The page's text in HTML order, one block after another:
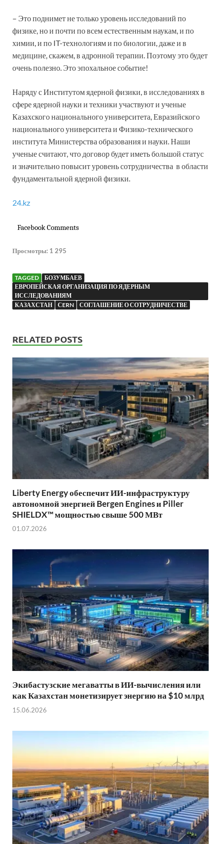
– Это поднимет не только уровень исследований по
физике, но и почти по всем естественным наукам, и по
химии, и по IT-технологиям и по биологии, даже и в
медицине, скажем, в адронной терапии. Поэтому это будет
очень полезно. Это эпохальное событие!
Наряду с Институтом ядерной физики, в исследованиях в
сфере ядерной науки и техники участвуют и ученые
Казахского национального университета, Евразийского
национального университета и Физико-технического
института Министерства образования и науки. Наши
ученые считают, что договор будет иметь большой статус
и значительно повысит уровень сотрудничества в области
фундаментальной ядерной физики.
24.kz
Facebook Comments
Просмотры: 1 295
TAGGED
БОЗУМБАЕВ
ЕВРОПЕЙСКАЯ ОРГАНИЗАЦИЯ ПО ЯДЕРНЫМ
ИССЛЕДОВАНИЯМ
КАЗАХСТАН
СERN СОГЛАШЕНИЕ О СОТРУДНИЧЕСТВЕ
RELATED POSTS
Liberty Energy обеспечит ИИ-инфраструктуру
автономной энергией Bergen Engines и Piller
SHIELDX™ мощностью свыше 500 МВт
01.07.2026
Экибастузские мегаватты в ИИ-вычисления или
как Казахстан монетизирует энергию на $10 млрд
15.06.2026